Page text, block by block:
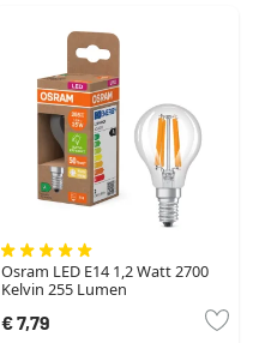
Osram LED E14 1,2 Watt 2700
Kelvin 255 Lumen
€ 7,79